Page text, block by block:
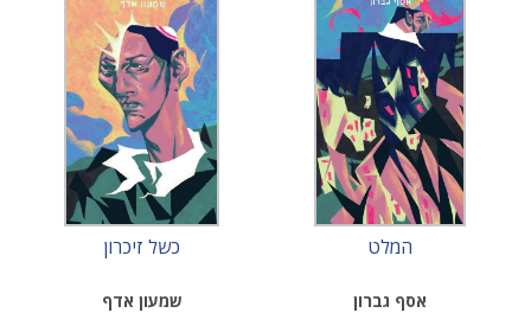
כשל זיכרון
שמעון אדף
המלט
אסף גברון